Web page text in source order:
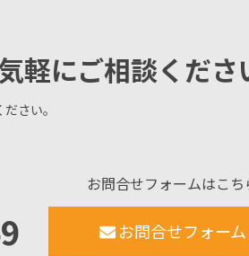
軽にご相談くださ
さい。
お問合せフォームはこち
お問合せフォーム